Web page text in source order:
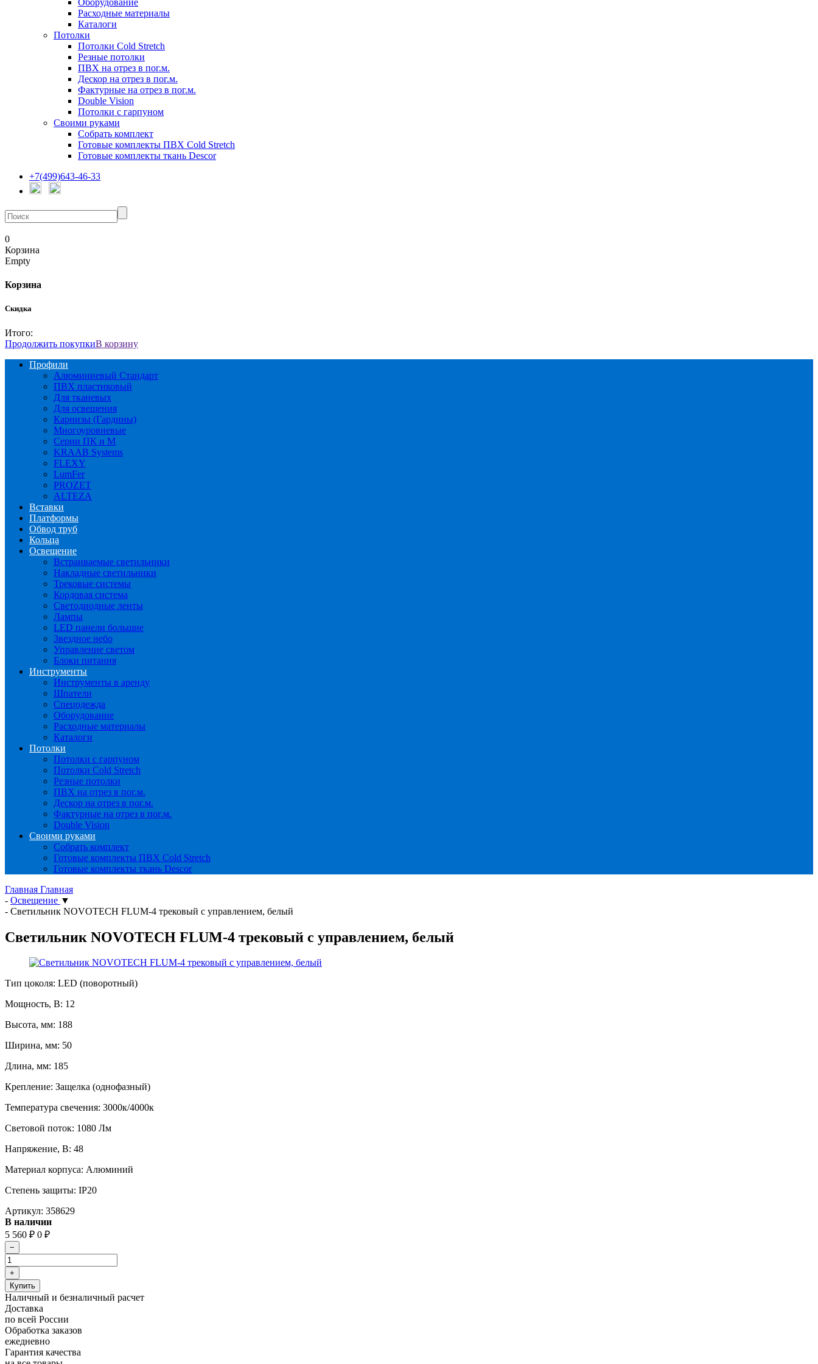
Оборудование
Расходные материалы
Каталоги
Потолки
Потолки Cold Stretch
Резные потолки
ПВХ на отрез в пог.м.
Дескор на отрез в пог.м.
Фактурные на отрез в пог.м.
Double Vision
Потолки с гарпуном
Своими руками
Собрать комплект
Готовые комплекты ПВХ Cold Stretch
Готовые комплекты ткань Descor
+7(499)643-46-33
0
Корзина
Empty
Корзина
Скидка
Итого:
Продолжить покупкиВ корзину
Профили
Алюминиевый Стандарт
ПВХ пластиковый
Для тканевых
Для освещения
Карнизы (Гардины)
Многоуровневые
Серии ПК и М
KRAAB Systems
FLEXY
LumFer
PROZET
ALTEZA
Вставки
Платформы
Обвод труб
Кольца
Освещение
Встраиваемые светильники
Накладные светильники
Трековые системы
Кордовая система
Светодиодные ленты
Лампы
LED панели большие
Звездное небо
Управление светом
Блоки питания
Инструменты
Инструменты в аренду
Шпатели
Спецодежда
Оборудование
Расходные материалы
Каталоги
Потолки
Потолки с гарпуном
Потолки Cold Stretch
Резные потолки
ПВХ на отрез в пог.м.
Дескор на отрез в пог.м.
Фактурные на отрез в пог.м.
Double Vision
Своими руками
Собрать комплект
Готовые комплекты ПВХ Cold Stretch
Готовые комплекты ткань Descor
Главная Главная
- Освещение ▼
- Светильник NOVOTECH FLUM-4 трековый с управлением, белый
Светильник NOVOTECH FLUM-4 трековый с управлением, белый
Тип цоколя: LED (поворотный)
Мощность, В: 12
Высота, мм: 188
Ширина, мм: 50
Длина, мм: 185
Крепление: Защелка (однофазный)
Температура свечения: 3000к/4000к
Световой поток: 1080 Лм
Напряжение, В: 48
Материал корпуса: Алюминий
Степень защиты: IP20
Артикул: 358629
В наличии
5 560 ₽ 0 ₽
Наличный и безналичный расчет
Доставка
по всей России
Обработка заказов
ежедневно
Гарантия качества